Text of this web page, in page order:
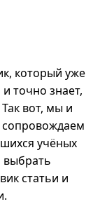
который уже
точно знает,
вот, мы и
учёных
выбрать
статьи и